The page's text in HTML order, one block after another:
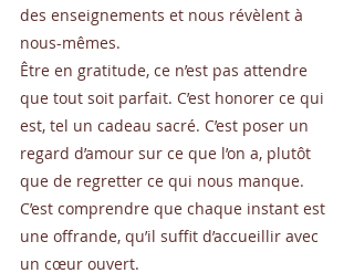
des enseignements et nous révèlent à
nous-mêmes.
Être en gratitude, ce n’est pas attendre
que tout soit parfait. C’est honorer ce qui
est, tel un cadeau sacré. C’est poser un
regard d’amour sur ce que l’on a, plutôt
que de regretter ce qui nous manque.
C’est comprendre que chaque instant est
une offrande, qu’il suffit d’accueillir avec
un cœur ouvert.